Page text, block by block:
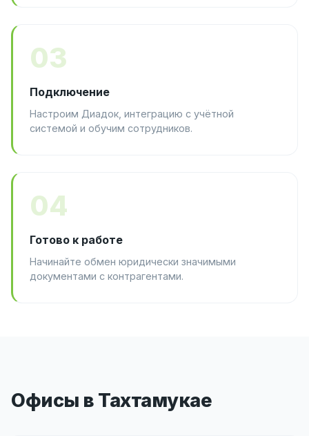
03
Подключение
Настроим Диадок, интеграцию с учётной
системой и обучим сотрудников.
04
Готово к работе
Начинайте обмен юридически значимыми
документами с контрагентами.
Офисы в Тахтамукае